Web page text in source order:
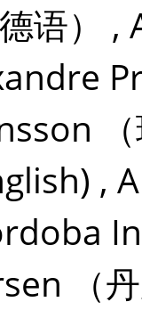
德语） ,
,
（